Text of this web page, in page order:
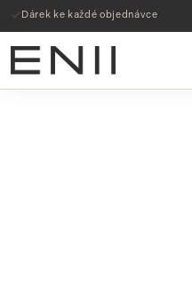
Dárek ke každé objednávce